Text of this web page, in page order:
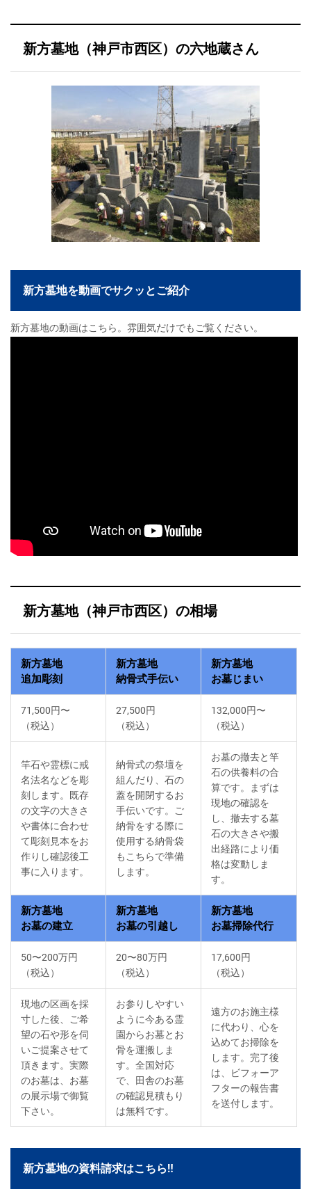
新方墓地（神戸市西区）の六地蔵さん
新方墓地を動画でサクッとご紹介
新方墓地の動画はこちら。雰囲気だけでもご覧ください。
新方墓地（神戸市西区）の相場
新方墓地
追加彫刻
新方墓地
納骨式手伝い
新方墓地
お墓じまい
71,500円〜
（税込）
27,500円
（税込）
132,000円〜
（税込）
竿石や霊標に戒
名法名などを彫
刻します。既存
の文字の大きさ
や書体に合わせ
て彫刻見本をお
作りし確認後工
事に入ります。
納骨式の祭壇を
組んだり、石の
蓋を開閉するお
手伝いです。ご
納骨をする際に
使用する納骨袋
もこちらで準備
します。
お墓の撤去と竿
石の供養料の合
算です。まずは
現地の確認を
し、撤去する墓
石の大きさや搬
出経路により価
格は変動しま
す。
新方墓地
お墓の建立
新方墓地
お墓の引越し
新方墓地
お墓掃除代行
50〜200万円
（税込）
20〜80万円
（税込）
17,600円
（税込）
現地の区画を採
寸した後、ご希
望の石や形を伺
いご提案させて
頂きます。実際
のお墓は、お墓
の展示場で御覧
下さい。
お参りしやすい
ように今ある霊
園からお墓とお
骨を運搬しま
す。全国対応
で、田舎のお墓
の確認見積もり
は無料です。
遠方のお施主様
に代わり、心を
込めてお掃除を
します。完了後
は、ビフォーア
フターの報告書
を送付します。
新方墓地の資料請求はこちら‼